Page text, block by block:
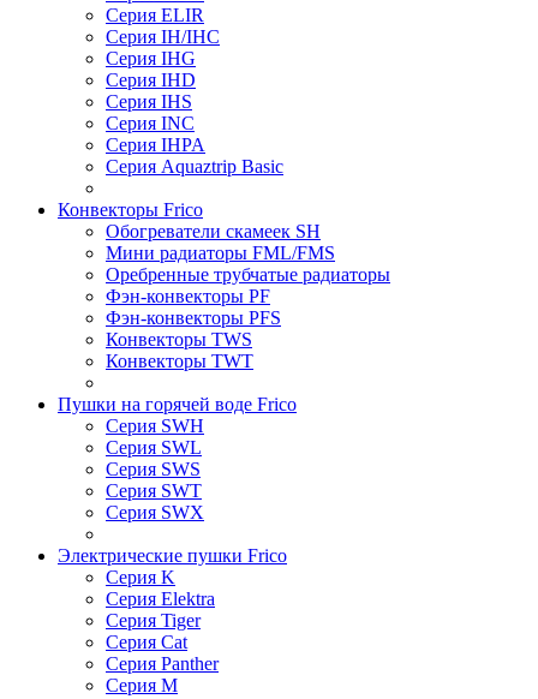
Серия ELIR
Серия IH/IHC
Серия IHG
Серия IHD
Серия IHS
Серия INC
Серия IHPA
Серия Aquaztrip Basic
Конвекторы Frico
Обогреватели скамеек SH
Мини радиаторы FML/FMS
Оребренные трубчатые радиаторы
Фэн-конвекторы PF
Фэн-конвекторы PFS
Конвекторы TWS
Конвекторы TWT
Пушки на горячей воде Frico
Серия SWH
Серия SWL
Серия SWS
Серия SWT
Серия SWX
Электрические пушки Frico
Серия K
Серия Elektra
Серия Tiger
Серия Cat
Серия Panther
Серия M